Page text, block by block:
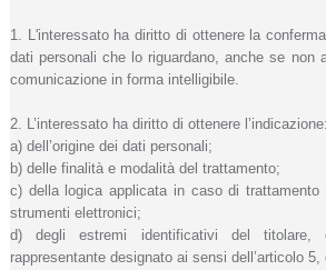
1. L'interessato ha diritto di ottenere la
dati personali che lo riguardano, anche se non
comunicazione in forma intelligibile.
2. L’interessato ha diritto di ottenere l’indicazione:
a) dell’origine dei dati personali;
b) delle finalità e modalità del trattamento;
c) della logica applicata in caso di trattamento
strumenti elettronici;
d) degli estremi identificativi del titolare,
rappresentante designato ai sensi dell’articolo 5,